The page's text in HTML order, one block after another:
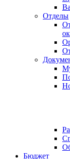
Отделы
Бюджет